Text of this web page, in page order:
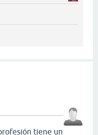
tiene un